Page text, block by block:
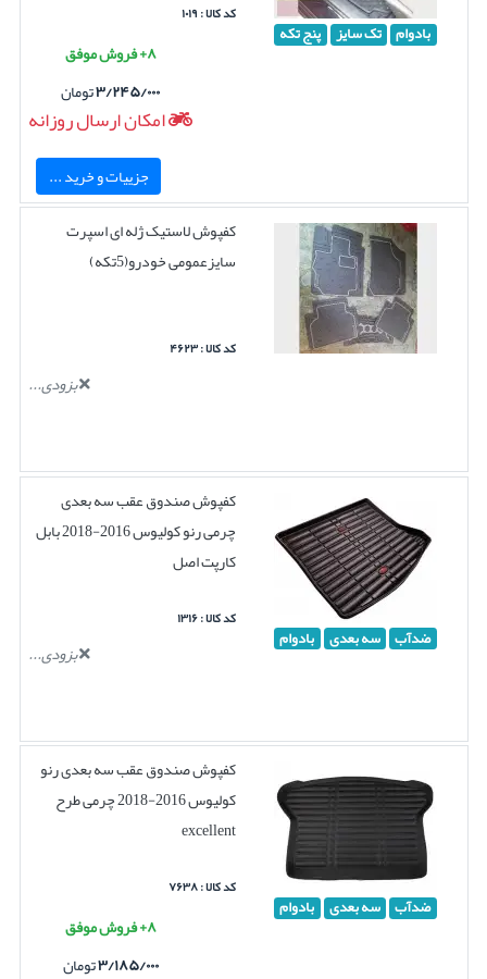
بادوام تک سایز پنج تکه
کد کالا : ۱۰۱۹
۸+ فروش موفق
۳/۲۴۵/۰۰۰تومان
امکان ارسال روزانه
جزییات و خرید ...
کفپوش لاستیک ژله ای اسپرت
سایزعمومی خودرو(5تکه)
کد کالا : ۴۶۲۳
بزودی...
ضدآب سه بعدی بادوام
کفپوش صندوق عقب سه بعدی
چرمی رنو کولیوس 2016-2018 بابل
کارپت اصل
کد کالا : ۱۳۱۶
بزودی...
ضدآب سه بعدی بادوام
کفپوش صندوق عقب سه بعدی رنو
کولیوس 2016-2018 چرمی طرح
excellent
کد کالا : ۷۶۳۸
۸+ فروش موفق
۳/۱۸۵/۰۰۰تومان